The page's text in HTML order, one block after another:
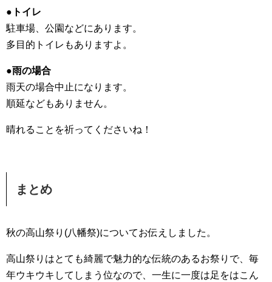
●トイレ
駐車場、公園などにあります。
多目的トイレもありますよ。
●雨の場合
雨天の場合中止になります。
順延などもありません。
晴れることを祈ってくださいね！
まとめ
秋の高山祭り(八幡祭)についてお伝えしました。
高山祭りはとても綺麗で魅力的な伝統のあるお祭りで、毎
年ウキウキしてしまう位なので、一生に一度は足をはこん